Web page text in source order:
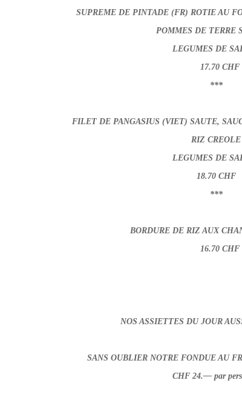
SUPREME DE PINTADE (FR) ROTIE AU
POMMES DE TERRE
LEGUMES DE
17.70 CHF
***
FILET DE PANGASIUS (VIET) SAUTE,
RIZ CREOLE
LEGUMES DE
18.70 CHF
***
BORDURE DE RIZ AUX
16.70 CHF
NOS ASSIETTES DU JOUR
SANS OUBLIER NOTRE FONDUE AU
CHF 24.— par